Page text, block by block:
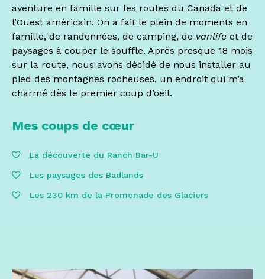
aventure en famille sur les routes du Canada et de
l’Ouest américain. On a fait le plein de moments en
famille, de randonnées, de camping, de vanlife et de
paysages à couper le souffle. Après presque 18 mois
sur la route, nous avons décidé de nous installer au
pied des montagnes rocheuses, un endroit qui m’a
charmé dès le premier coup d’oeil.
Mes coups de cœur
La découverte du Ranch Bar-U
Les paysages des Badlands
Les 230 km de la Promenade des Glaciers